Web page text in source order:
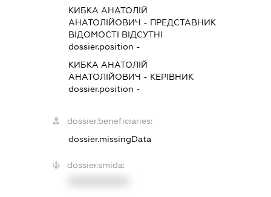
КИБКА АНАТОЛІЙ
АНАТОЛІЙОВИЧ - ПРЕДСТАВНИК
ВІДОМОСТІ ВІДСУТНІ
dossier.position -
КИБКА АНАТОЛІЙ
АНАТОЛІЙОВИЧ - КЕРІВНИК
dossier.position -
dossier.beneficiaries:
dossier.missingData
dossier.smida: